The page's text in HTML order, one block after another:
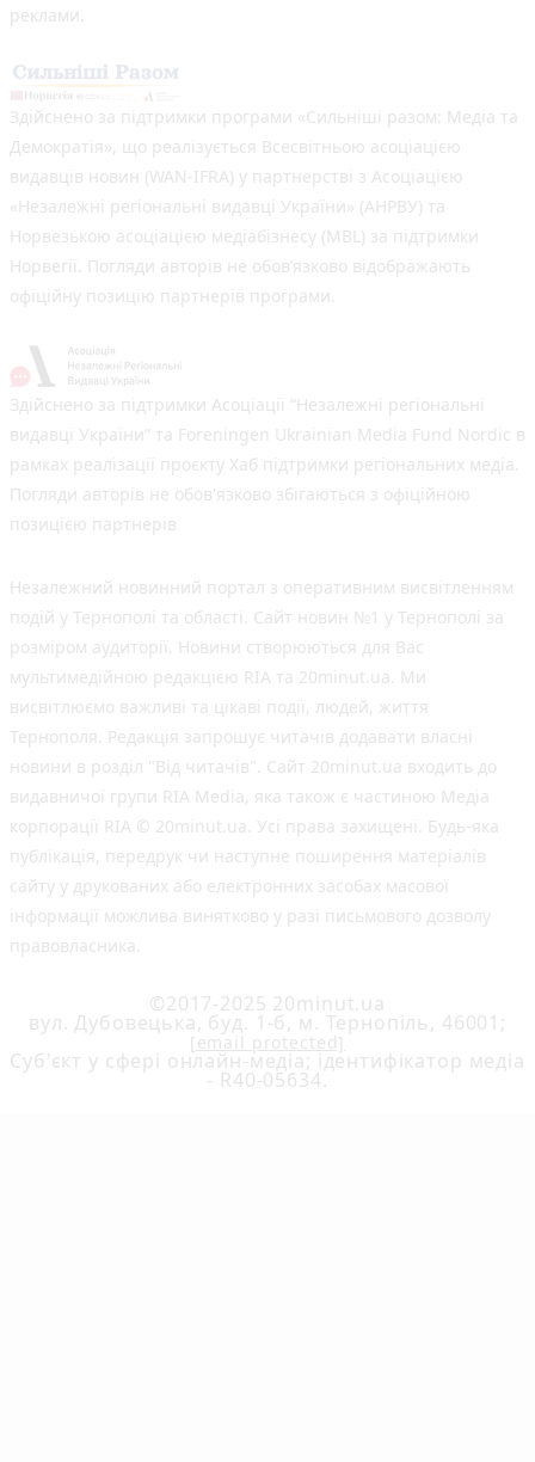
реклами.
Здійснено за підтримки програми «Сильніші разом: Медіа та
Демократія», що реалізується Всесвітньою асоціацією
видавців новин (WAN-IFRA) у партнерстві з Асоціацією
«Незалежні регіональні видавці України» (АНРВУ) та
Норвезькою асоціацією медіабізнесу (MBL) за підтримки
Норвегії. Погляди авторів не обов’язково відображають
офіційну позицію партнерів програми.
Здійснено за підтримки Асоціації “Незалежні регіональні
видавці України” та Foreningen Ukrainian Media Fund Nordic в
рамках реалізації проєкту Хаб підтримки регіональних медіа.
Погляди авторів не обов'язково збігаються з офіційною
позицією партнерів
Незалежний новинний портал з оперативним висвітленням
подій у Тернополі та області. Сайт новин №1 у Тернополі за
розміром аудиторії. Новини створюються для Вас
мультимедійною редакцією RIA та 20minut.ua. Ми
висвітлюємо важливі та цікаві події, людей, життя
Тернополя. Редакція запрошує читачів додавати власні
новини в розділ "Від читачів". Сайт 20minut.ua входить до
видавничої групи RIA Media, яка також є частиною Медіа
корпорації RIA © 20minut.ua. Усі права захищені. Будь-яка
публiкацiя, передрук чи наступне поширення матеріалів
сайту у друкованих або електронних засобах масової
інформації можлива винятково у разі письмового дозволу
правовласника.
©2017-2025 20minut.ua
вул. Дубовецька, буд. 1-б, м. Тернопіль, 46001;
[email protected]
Cуб'єкт у сфері онлайн-медіа; ідентифікатор медіа
- R40-05634.